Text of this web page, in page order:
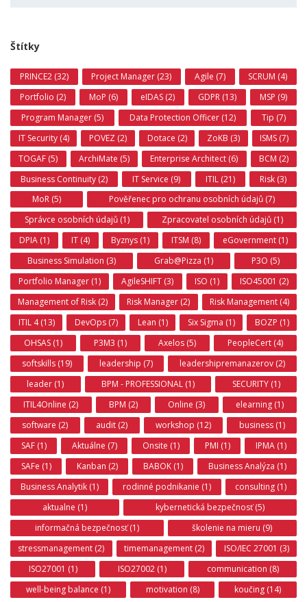
Štítky
PRINCE2 (32) Project Manager (23) Agile (7)
SCRUM (4)
Portfolio (2)
MoP (6) eIDAS (2) GDPR (13)
MSP (9)
Program Manager (5)
Data Protection Officer (12)
Tip (7)
IT Security (4)
POVEZ (2) Dotace (2) ZoKB (3)
ISMS (7)
TOGAF (5)
ArchiMate (5) Enterprise Architect (6)
BCM (2)
Business Continuity (2)
IT Service (9) ITIL (21)
Risk (3)
MoR (5)
Pověřenec pro ochranu osobních údajů (7)
Správce osobních údajů (1)
Zpracovatel osobních údajů (1)
DPIA (1)
IT (4) Byznys (1) ITSM (8)
eGovernment (1)
Business Simulation (3)
Grab@Pizza (1)
P3O (5)
Portfolio Manager (1)
AgileSHIFT (3) ISO (1)
ISO45001 (2)
Management of Risk (2)
Risk Manager (2)
Risk Management (4)
ITIL 4 (13)
DevOps (7) Lean (1) Six Sigma (1)
BOZP (1)
OHSAS (1)
P3M3 (1) Axelos (5)
PeopleCert (4)
softskills (19)
leadership (7)
leadershipremanazerov (2)
leader (1)
BPM - PROFESSIONAL (1)
SECURITY (1)
ITIL4Online (2)
BPM (2) Online (3)
elearning (1)
software (2)
audit (2) workshop (12)
business (1)
SAF (1)
Aktuálne (7) Onsite (1) PMI (1)
IPMA (1)
SAFe (1)
Kanban (2) BABOK (1)
Business Analýza (1)
Business Analytik (1)
rodinné podnikanie (1)
consulting (1)
aktualne (1)
kybernetická bezpečnosť (5)
informačná bezpečnosť (1)
školenie na mieru (9)
stressmanagement (2)
timemanagement (2)
ISO/IEC 27001 (3)
ISO27001 (1)
ISO27002 (1)
communication (8)
well-being balance (1)
motivation (8)
koučing (14)